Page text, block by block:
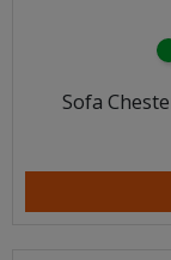
Sofa